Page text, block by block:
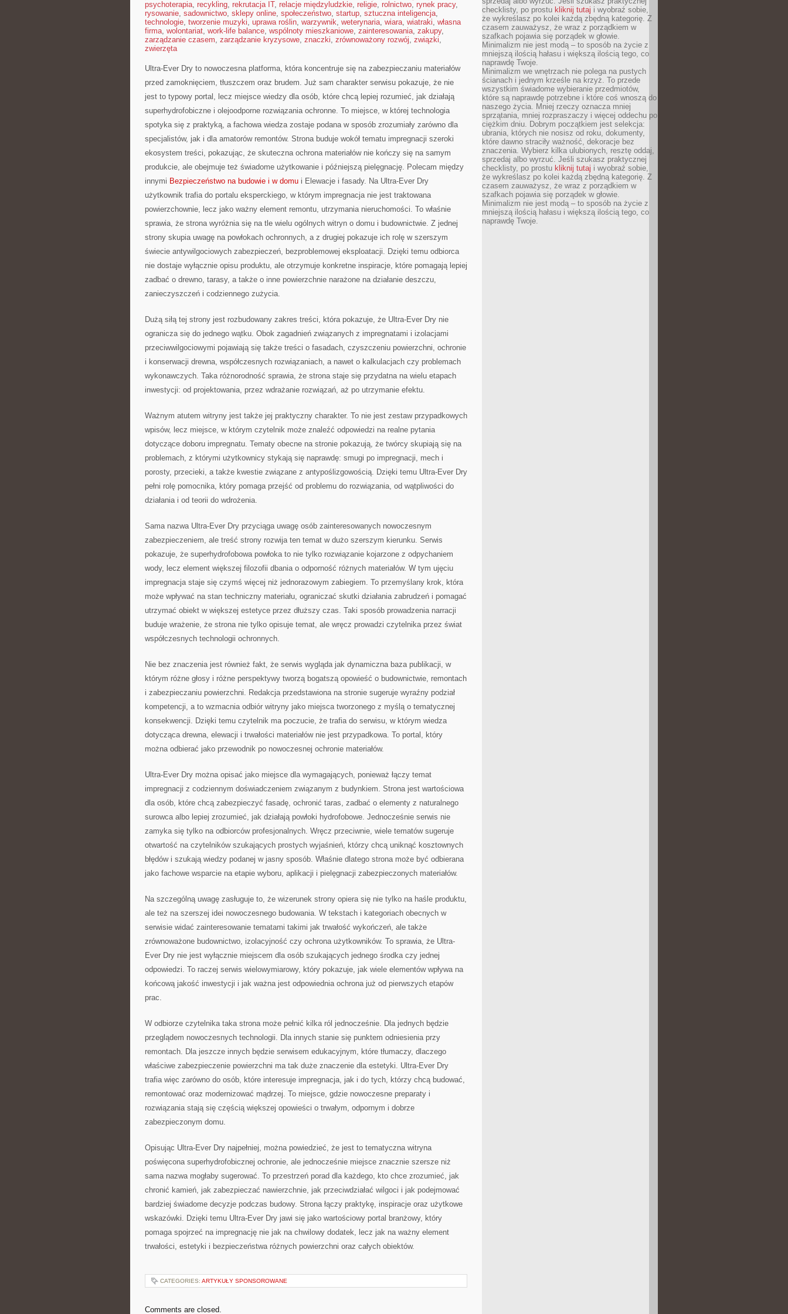
psychoterapia, recykling, rekrutacja IT, relacje międzyludzkie, religie, rolnictwo, rynek pracy,
rysowanie, sadownictwo, sklepy online, społeczeństwo, startup, sztuczna inteligencja,
technologie, tworzenie muzyki, uprawa roślin, warzywnik, weterynaria, wiara, wiatraki, własna
firma, wolontariat, work-life balance, wspólnoty mieszkaniowe, zainteresowania, zakupy,
zarządzanie czasem, zarządzanie kryzysowe, znaczki, zrównoważony rozwój, związki,
zwierzęta
Ultra-Ever Dry to nowoczesna platforma, która koncentruje się na zabezpieczaniu materiałów
przed zamoknięciem, tłuszczem oraz brudem. Już sam charakter serwisu pokazuje, że nie
jest to typowy portal, lecz miejsce wiedzy dla osób, które chcą lepiej rozumieć, jak działają
superhydrofobiczne i olejoodporne rozwiązania ochronne. To miejsce, w której technologia
spotyka się z praktyką, a fachowa wiedza zostaje podana w sposób zrozumiały zarówno dla
specjalistów, jak i dla amatorów remontów. Strona buduje wokół tematu impregnacji szeroki
ekosystem treści, pokazując, że skuteczna ochrona materiałów nie kończy się na samym
produkcie, ale obejmuje też świadome użytkowanie i późniejszą pielęgnację. Polecam między
innymi Bezpieczeństwo na budowie i w domu i Elewacje i fasady. Na Ultra-Ever Dry
użytkownik trafia do portalu eksperckiego, w którym impregnacja nie jest traktowana
powierzchownie, lecz jako ważny element remontu, utrzymania nieruchomości. To właśnie
sprawia, że strona wyróżnia się na tle wielu ogólnych witryn o domu i budownictwie. Z jednej
strony skupia uwagę na powłokach ochronnych, a z drugiej pokazuje ich rolę w szerszym
świecie antywilgociowych zabezpieczeń, bezproblemowej eksploatacji. Dzięki temu odbiorca
nie dostaje wyłącznie opisu produktu, ale otrzymuje konkretne inspiracje, które pomagają lepiej
zadbać o drewno, tarasy, a także o inne powierzchnie narażone na działanie deszczu,
zanieczyszczeń i codziennego zużycia.
Dużą siłą tej strony jest rozbudowany zakres treści, która pokazuje, że Ultra-Ever Dry nie
ogranicza się do jednego wątku. Obok zagadnień związanych z impregnatami i izolacjami
przeciwwilgociowymi pojawiają się także treści o fasadach, czyszczeniu powierzchni, ochronie
i konserwacji drewna, współczesnych rozwiązaniach, a nawet o kalkulacjach czy problemach
wykonawczych. Taka różnorodność sprawia, że strona staje się przydatna na wielu etapach
inwestycji: od projektowania, przez wdrażanie rozwiązań, aż po utrzymanie efektu.
Ważnym atutem witryny jest także jej praktyczny charakter. To nie jest zestaw przypadkowych
wpisów, lecz miejsce, w którym czytelnik może znaleźć odpowiedzi na realne pytania
dotyczące doboru impregnatu. Tematy obecne na stronie pokazują, że twórcy skupiają się na
problemach, z którymi użytkownicy stykają się naprawdę: smugi po impregnacji, mech i
porosty, przecieki, a także kwestie związane z antypoślizgowością. Dzięki temu Ultra-Ever Dry
pełni rolę pomocnika, który pomaga przejść od problemu do rozwiązania, od wątpliwości do
działania i od teorii do wdrożenia.
Sama nazwa Ultra-Ever Dry przyciąga uwagę osób zainteresowanych nowoczesnym
zabezpieczeniem, ale treść strony rozwija ten temat w dużo szerszym kierunku. Serwis
pokazuje, że superhydrofobowa powłoka to nie tylko rozwiązanie kojarzone z odpychaniem
wody, lecz element większej filozofii dbania o odporność różnych materiałów. W tym ujęciu
impregnacja staje się czymś więcej niż jednorazowym zabiegiem. To przemyślany krok, która
może wpływać na stan techniczny materiału, ograniczać skutki działania zabrudzeń i pomagać
utrzymać obiekt w większej estetyce przez dłuższy czas. Taki sposób prowadzenia narracji
buduje wrażenie, że strona nie tylko opisuje temat, ale wręcz prowadzi czytelnika przez świat
współczesnych technologii ochronnych.
Nie bez znaczenia jest również fakt, że serwis wygląda jak dynamiczna baza publikacji, w
którym różne głosy i różne perspektywy tworzą bogatszą opowieść o budownictwie, remontach
i zabezpieczaniu powierzchni. Redakcja przedstawiona na stronie sugeruje wyraźny podział
kompetencji, a to wzmacnia odbiór witryny jako miejsca tworzonego z myślą o tematycznej
konsekwencji. Dzięki temu czytelnik ma poczucie, że trafia do serwisu, w którym wiedza
dotycząca drewna, elewacji i trwałości materiałów nie jest przypadkowa. To portal, który
można odbierać jako przewodnik po nowoczesnej ochronie materiałów.
Ultra-Ever Dry można opisać jako miejsce dla wymagających, ponieważ łączy temat
impregnacji z codziennym doświadczeniem związanym z budynkiem. Strona jest wartościowa
dla osób, które chcą zabezpieczyć fasadę, ochronić taras, zadbać o elementy z naturalnego
surowca albo lepiej zrozumieć, jak działają powłoki hydrofobowe. Jednocześnie serwis nie
zamyka się tylko na odbiorców profesjonalnych. Wręcz przeciwnie, wiele tematów sugeruje
otwartość na czytelników szukających prostych wyjaśnień, którzy chcą uniknąć kosztownych
błędów i szukają wiedzy podanej w jasny sposób. Właśnie dlatego strona może być odbierana
jako fachowe wsparcie na etapie wyboru, aplikacji i pielęgnacji zabezpieczonych materiałów.
Na szczególną uwagę zasługuje to, że wizerunek strony opiera się nie tylko na haśle produktu,
ale też na szerszej idei nowoczesnego budowania. W tekstach i kategoriach obecnych w
serwisie widać zainteresowanie tematami takimi jak trwałość wykończeń, ale także
zrównoważone budownictwo, izolacyjność czy ochrona użytkowników. To sprawia, że Ultra-
Ever Dry nie jest wyłącznie miejscem dla osób szukających jednego środka czy jednej
odpowiedzi. To raczej serwis wielowymiarowy, który pokazuje, jak wiele elementów wpływa na
końcową jakość inwestycji i jak ważna jest odpowiednia ochrona już od pierwszych etapów
prac.
W odbiorze czytelnika taka strona może pełnić kilka ról jednocześnie. Dla jednych będzie
przeglądem nowoczesnych technologii. Dla innych stanie się punktem odniesienia przy
remontach. Dla jeszcze innych będzie serwisem edukacyjnym, które tłumaczy, dlaczego
właściwe zabezpieczenie powierzchni ma tak duże znaczenie dla estetyki. Ultra-Ever Dry
trafia więc zarówno do osób, które interesuje impregnacja, jak i do tych, którzy chcą budować,
remontować oraz modernizować mądrzej. To miejsce, gdzie nowoczesne preparaty i
rozwiązania stają się częścią większej opowieści o trwałym, odpornym i dobrze
zabezpieczonym domu.
Opisując Ultra-Ever Dry najpełniej, można powiedzieć, że jest to tematyczna witryna
poświęcona superhydrofobicznej ochronie, ale jednocześnie miejsce znacznie szersze niż
sama nazwa mogłaby sugerować. To przestrzeń porad dla każdego, kto chce zrozumieć, jak
chronić kamień, jak zabezpieczać nawierzchnie, jak przeciwdziałać wilgoci i jak podejmować
bardziej świadome decyzje podczas budowy. Strona łączy praktykę, inspiracje oraz użytkowe
wskazówki. Dzięki temu Ultra-Ever Dry jawi się jako wartościowy portal branżowy, który
pomaga spojrzeć na impregnację nie jak na chwilowy dodatek, lecz jak na ważny element
trwałości, estetyki i bezpieczeństwa różnych powierzchni oraz całych obiektów.
CATEGORIES: ARTYKUŁY SPONSOROWANE
Comments are closed.
checklisty, po prostu kliknij tutaj i wyobraź sobie,
że wykreślasz po kolei każdą zbędną kategorię. Z
czasem zauważysz, że wraz z porządkiem w
szafkach pojawia się porządek w głowie.
Minimalizm nie jest modą – to sposób na życie z
mniejszą ilością hałasu i większą ilością tego, co
naprawdę Twoje.
Minimalizm we wnętrzach nie polega na pustych
ścianach i jednym krześle na krzyż. To przede
wszystkim świadome wybieranie przedmiotów,
które są naprawdę potrzebne i które coś wnoszą do
naszego życia. Mniej rzeczy oznacza mniej
sprzątania, mniej rozpraszaczy i więcej oddechu po
ciężkim dniu. Dobrym początkiem jest selekcja:
ubrania, których nie nosisz od roku, dokumenty,
które dawno straciły ważność, dekoracje bez
znaczenia. Wybierz kilka ulubionych, resztę oddaj,
sprzedaj albo wyrzuć. Jeśli szukasz praktycznej
checklisty, po prostu kliknij tutaj i wyobraź sobie,
że wykreślasz po kolei każdą zbędną kategorię. Z
czasem zauważysz, że wraz z porządkiem w
szafkach pojawia się porządek w głowie.
Minimalizm nie jest modą – to sposób na życie z
mniejszą ilością hałasu i większą ilością tego, co
naprawdę Twoje.